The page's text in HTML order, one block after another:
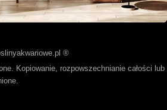
®
Kopiowanie, rozpowszechnianie całości lub